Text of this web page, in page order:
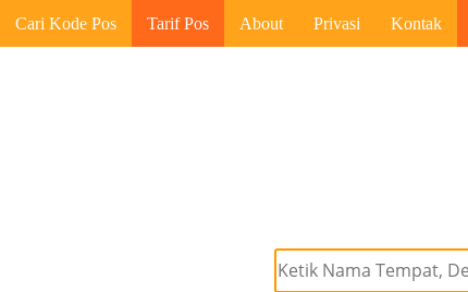
Cari Kode Pos Tarif Pos About Privasi Kontak